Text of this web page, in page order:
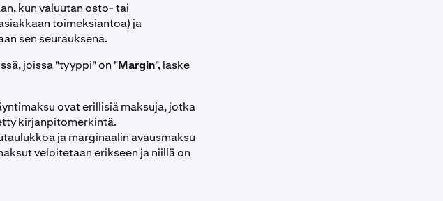
kun valuutan osto- tai
toimeksiantoa) ja
sen seurauksena.
joissa "tyyppi" on "Margin", laske
ovat erillisiä maksuja, jotka
kirjanpitomerkintä.
ja marginaalin avausmaksu
veloitetaan erikseen ja niillä on